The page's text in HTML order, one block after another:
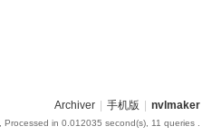
Archiver 手机版 nvlmaker
, Processed in 0.012035 second(s), 11 queries .